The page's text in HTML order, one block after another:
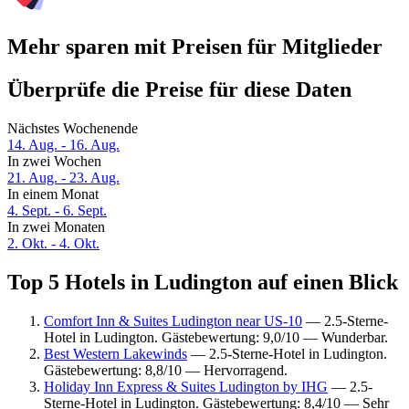
Mehr sparen mit Preisen für Mitglieder
Überprüfe die Preise für diese Daten
Nächstes Wochenende
14. Aug. - 16. Aug.
In zwei Wochen
21. Aug. - 23. Aug.
In einem Monat
4. Sept. - 6. Sept.
In zwei Monaten
2. Okt. - 4. Okt.
Top 5 Hotels in Ludington auf einen Blick
Comfort Inn & Suites Ludington near US-10 — 2.5-Sterne-
Hotel in Ludington. Gästebewertung: 9,0/10 — Wunderbar.
Best Western Lakewinds — 2.5-Sterne-Hotel in Ludington.
Gästebewertung: 8,8/10 — Hervorragend.
Holiday Inn Express & Suites Ludington by IHG — 2.5-
Sterne-Hotel in Ludington. Gästebewertung: 8,4/10 — Sehr